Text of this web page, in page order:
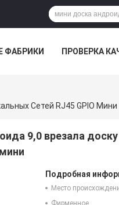
ФАБРИКИ ПРОВЕРКА
Сетей RJ45 GPIO Мини
9,0 врезала
Подробная
Место
Фирменное